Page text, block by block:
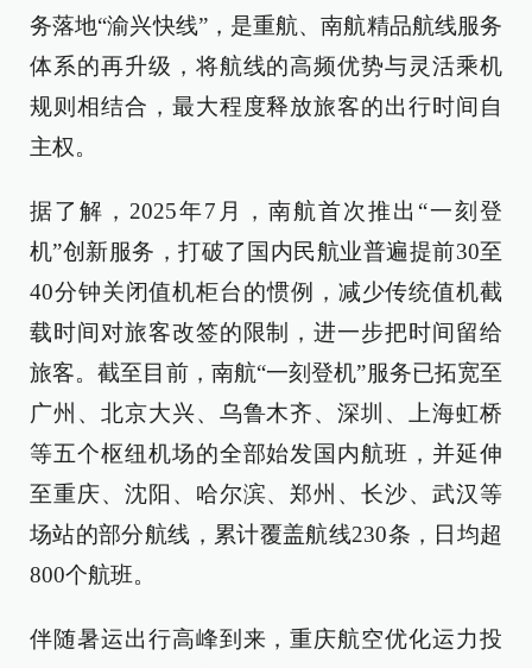
务落地“渝兴快线”，是重航、南航精品航线服务
体系的再升级，将航线的高频优势与灵活乘机
规则相结合，最大程度释放旅客的出行时间自
主权。
据了解，2025年7月，南航首次推出“一刻登
机”创新服务，打破了国内民航业普遍提前30至
40分钟关闭值机柜台的惯例，减少传统值机截
载时间对旅客改签的限制，进一步把时间留给
旅客。截至目前，南航“一刻登机”服务已拓宽至
广州、北京大兴、乌鲁木齐、深圳、上海虹桥
等五个枢纽机场的全部始发国内航班，并延伸
至重庆、沈阳、哈尔滨、郑州、长沙、武汉等
场站的部分航线，累计覆盖航线230条，日均超
800个航班。
伴随暑运出行高峰到来，重庆航空优化运力投